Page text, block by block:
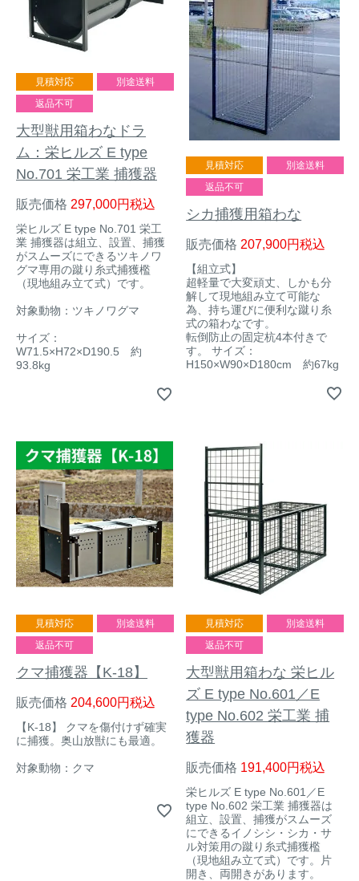
見積対応
別途送料
返品不可
大型獣用箱わなドラ
ム：栄ヒルズ E type
No.701 栄工業 捕獲器
販売価格 297,000 税込
栄ヒルズ E type No.701 栄工
業 捕獲器は組立、設置、捕獲
がスムーズにできるツキノワ
グマ専用の蹴り糸式捕獲檻
（現地組み立て式）です。
対象動物：ツキノワグマ
サイズ：
W71.5×H72×D190.5 約
93.8kg
見積対応
別途送料
返品不可
シカ捕獲用箱わな
販売価格 207,900 税込
【組立式】
超軽量で大変頑丈、しかも分
解して現地組み立て可能な
為、持ち運びに便利な蹴り糸
式の箱わなです。
転倒防止の固定杭4本付きで
す。 サイズ：
H150×W90×D180cm 約67kg
見積対応
別途送料
返品不可
クマ捕獲器【K-18】
販売価格 204,600 税込
【K-18】 クマを傷付けず確実
に捕獲。奥山放獣にも最適。
対象動物：クマ
見積対応
別途送料
返品不可
大型獣用箱わな 栄ヒル
ズ E type No.601／E
type No.602 栄工業 捕
獲器
販売価格 191,400 税込
栄ヒルズ E type No.601／E
type No.602 栄工業 捕獲器は
組立、設置、捕獲がスムーズ
にできるイノシシ・シカ・サ
ル対策用の蹴り糸式捕獲檻
（現地組み立て式）です。片
開き、両開きがあります。
アライグマ対策
サル対策
クマ対策
ハクビシン対策
タヌキ対策
アナグマ対策
イタチ・テン・
マングース対策
ヌートリア対策
ネズミ・モグラ対策
鳥・カラス対策
ブラックバス・